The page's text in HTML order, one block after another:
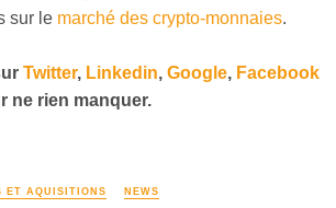
sur le marché des crypto-monnaies.
Twitter, Linkedin, Google, Facebook
ne rien manquer.
ET AQUISITIONS NEWS